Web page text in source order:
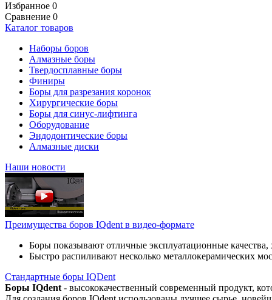
Избранное 0
Сравнение 0
Каталог товаров
Наборы боров
Алмазные боры
Твердосплавные боры
Финиры
Боры для разрезания коронок
Хирургические боры
Боры для синус-лифтинга
Оборудование
Эндодонтические боры
Алмазные диски
Наши новости
Преимущества боров IQdent в видео-формате
Боры показывают отличные эксплуатационные
Быстро распиливают несколько металлокерамических
Стандартные боры IQDent
Боры IQdent - высококачественный современный продукт,